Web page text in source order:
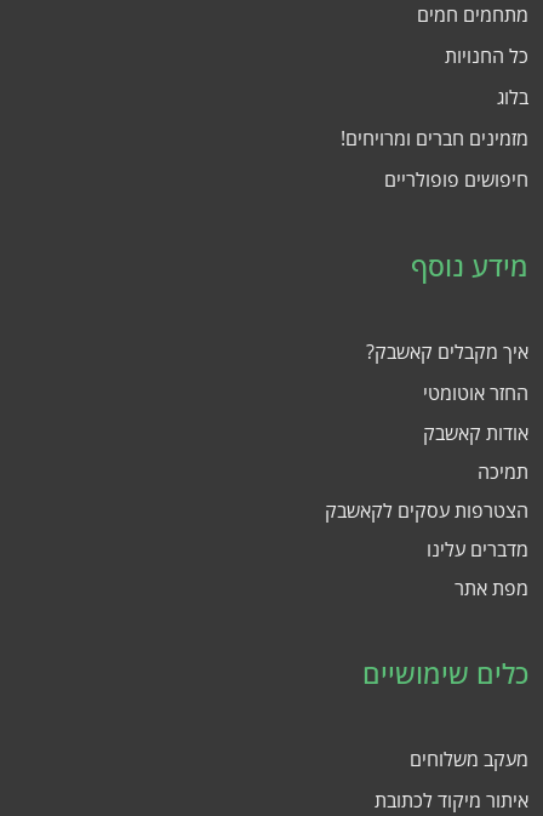
מתחמים חמים
כל החנויות
בלוג
מזמינים חברים ומרויחים!
חיפושים פופולריים
מידע נוסף
איך מקבלים קאשבק?
החזר אוטומטי
אודות קאשבק
תמיכה
הצטרפות עסקים לקאשבק
מדברים עלינו
מפת אתר
כלים שימושיים
מעקב משלוחים
איתור מיקוד לכתובת